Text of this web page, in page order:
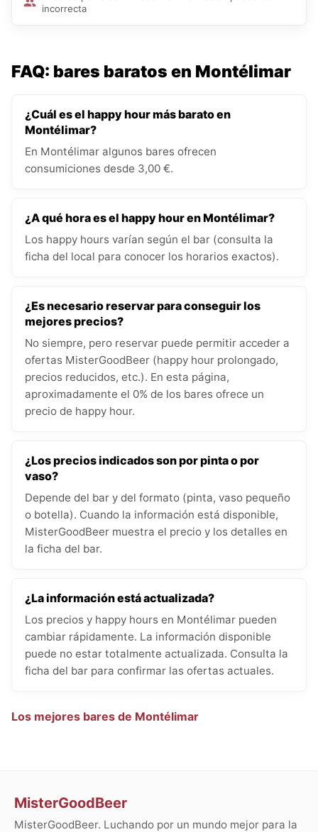
incorrecta
FAQ: bares baratos en Montélimar
¿Cuál es el happy hour más barato en
Montélimar?
En Montélimar algunos bares ofrecen
consumiciones desde 3,00 €.
¿A qué hora es el happy hour en Montélimar?
Los happy hours varían según el bar (consulta la
ficha del local para conocer los horarios exactos).
¿Es necesario reservar para conseguir los
mejores precios?
No siempre, pero reservar puede permitir acceder a
ofertas MisterGoodBeer (happy hour prolongado,
precios reducidos, etc.). En esta página,
aproximadamente el 0% de los bares ofrece un
precio de happy hour.
¿Los precios indicados son por pinta o por
vaso?
Depende del bar y del formato (pinta, vaso pequeño
o botella). Cuando la información está disponible,
MisterGoodBeer muestra el precio y los detalles en
la ficha del bar.
¿La información está actualizada?
Los precios y happy hours en Montélimar pueden
cambiar rápidamente. La información disponible
puede no estar totalmente actualizada. Consulta la
ficha del bar para confirmar las ofertas actuales.
Los mejores bares de Montélimar
MisterGoodBeer
MisterGoodBeer. Luchando por un mundo mejor para la